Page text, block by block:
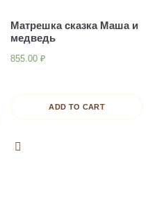
Матрешка сказка Маша и
медведь
855.00₽
ADD TO CART